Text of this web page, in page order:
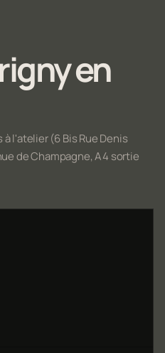
en
l'atelier (6 Bis Rue Denis
de Champagne, A4 sortie